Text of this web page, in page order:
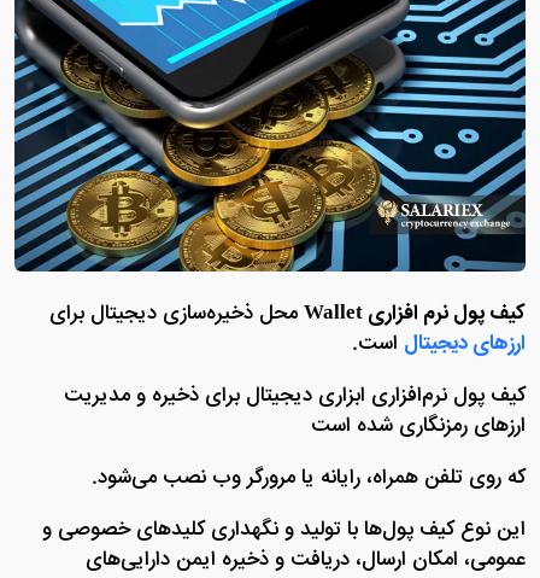
کیف پول نرم افزاری Wallet
محل ذخیره‌سازی دیجیتال برای
ارزهای دیجیتال است.
کیف پول نرم‌افزاری ابزاری دیجیتال برای ذخیره و مدیریت
ارزهای رمزنگاری‌ شده است
که روی تلفن همراه، رایانه یا مرورگر وب نصب می‌شود.
این نوع کیف پول‌ها با تولید و نگهداری کلیدهای خصوصی و
عمومی، امکان ارسال، دریافت و ذخیره ایمن دارایی‌های